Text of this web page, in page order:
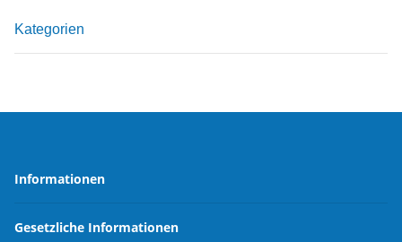
Kategorien
Informationen
Gesetzliche Informationen